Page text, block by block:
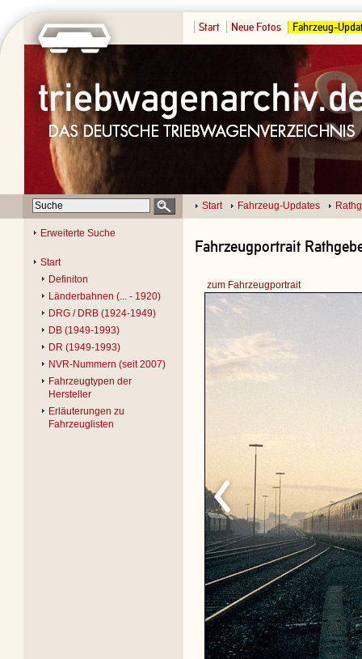
Start Neue Fotos Fahrzeug-
Start Fahrzeug-Updates
Erweiterte Suche
Start
Definiton
Länderbahnen (... - 1920)
DRG / DRB (1924-1949)
DB (1949-1993)
DR (1949-1993)
NVR-Nummern (seit 2007)
Fahrzeugtypen der
Hersteller
Erläuterungen zu
Fahrzeuglisten
Fahrzeugportrait
zum Fahrzeugportrait